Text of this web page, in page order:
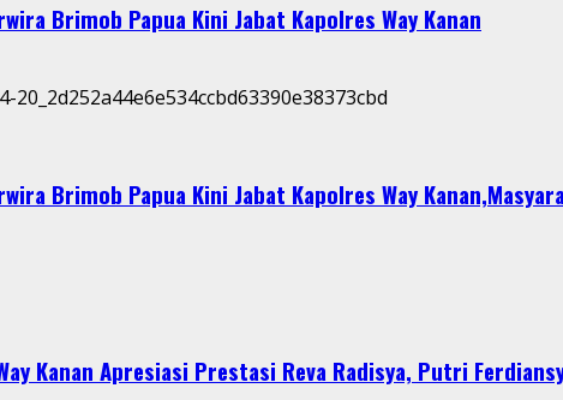
Brimob Papua Kini Jabat Kapolres Way Kanan
Brimob Papua Kini Jabat Kapolres Way
Kanan Apresiasi Prestasi Reva Radisya, Putri